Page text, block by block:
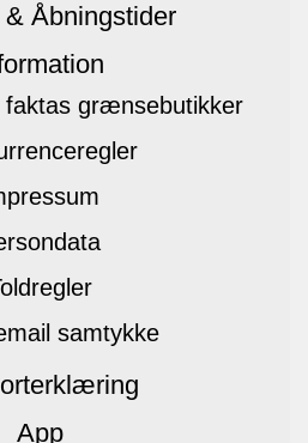
Åbningstider
faktas grænsebutikker
samtykke
App